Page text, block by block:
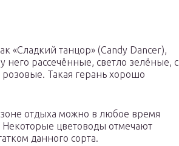
«Сладкий танцор» (Candy Dancer),
него рассечённые, светло зелёные, с
Такая герань хорошо
отдыха можно в любое время
Некоторые цветоводы отмечают
данного сорта.